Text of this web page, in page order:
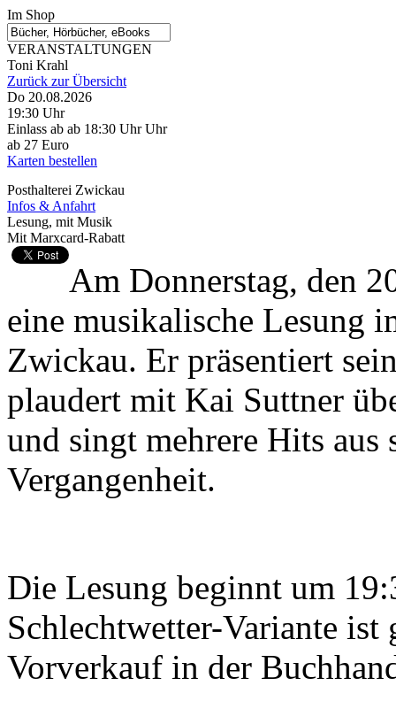
Im Shop
VERANSTALTUNGEN
Toni Krahl
Zurück zur Übersicht
Do 20.08.2026
19:30 Uhr
Einlass ab ab 18:30 Uhr Uhr
ab 27 Euro
Karten bestellen
Posthalterei Zwickau
Infos & Anfahrt
Lesung, mit Musik
Mit Marxcard-Rabatt
Am Donnerstag, den
eine musikalische Lesung
Zwickau. Er präsentiert
plaudert mit Kai Suttner
und singt mehrere Hits aus
Vergangenheit.
Die Lesung beginnt um
Schlechtwetter-Variante
Vorverkauf in der